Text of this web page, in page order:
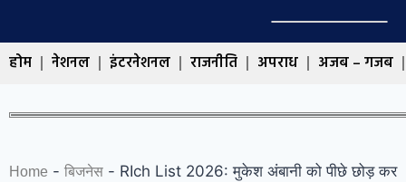
होम नेशनल इंटरनेशनल राजनीति अपराध अजब – गजब
Home - बिजनेस - RIch List 2026: मुकेश अंबानी को पीछे छोड़ कर